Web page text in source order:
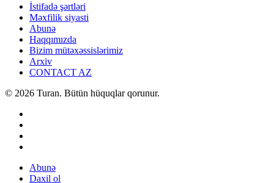
İstifadə şərtləri
Məxfilik siyasti
Abunə
Haqqımızda
Bizim mütəxəssislərimiz
Arxiv
CONTACT AZ
© 2026 Turan. Bütün hüquqlar qorunur.
Abunə
Daxil ol